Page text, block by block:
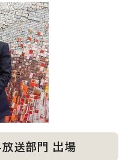
送部門 出場